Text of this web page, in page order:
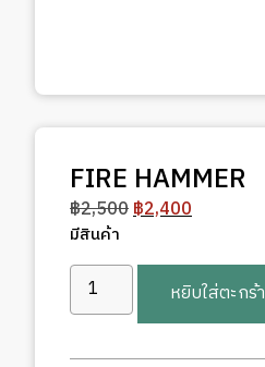
FIRE HAMMER
฿2,500Original
was:
฿2,500.
฿2,400Current
is:
฿2,400.
มีสินค้า
จำนวน
FIRE
HAMMER
ชิ้น
หยิบใส่ตะกร้า